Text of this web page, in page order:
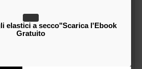
elastici a secco"Scarica l'Ebook
Gratuito